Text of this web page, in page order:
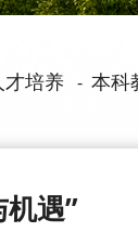
才培养 - 本科
遇”